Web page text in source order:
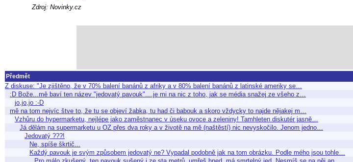
Zdroj: Novinky.cz
Předmět
Z diskuse: "Je zjištěno, že v 70% balení banánů z afriky a v 80% balení banánů z latinské ameriky se…
:D Bože...mě baví ten název "jedovatý pavouk"....je mi na nic z toho, jak se média snažej ze všeho z…
jo,jo,jo :-D
mě na tom nejvíc štve to, že tu se objeví žabka, tu had či babouk a skoro vždycky to najde nějakej m…
Vzhůru do hypermarketu, nejlépe jako zaměstnanec v úseku ovoce a zeleniny! Tamhleten diskutér jasně…
Já dělám na supermarketu u OZ přes dva roky a v životě na mě (naštěstí) nic nevyskočilo. Jenom jedno…
Jedovatý ???!
Ne, spíše škrtič...
Každý pavouk je svým způsobem jedovatý ne? Vypadal podobně jak na tom obrázku. Podle mého jsou tohle…